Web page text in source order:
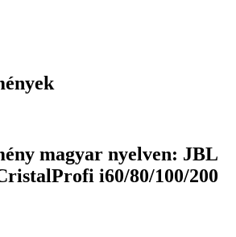
magyar nyelven: JBL
i60/80/100/200